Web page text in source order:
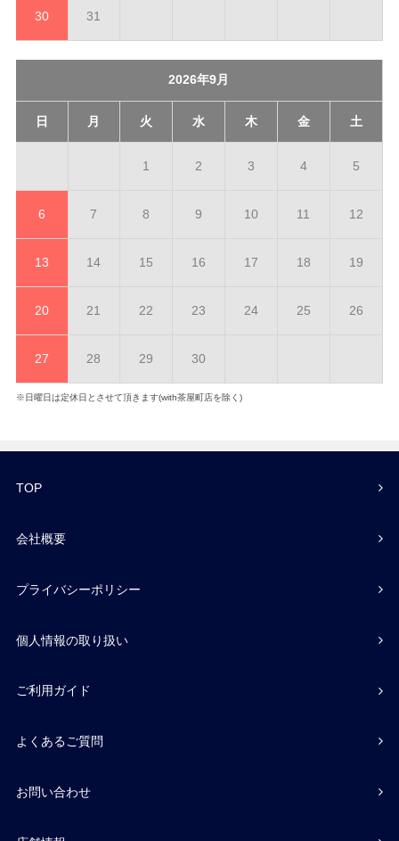
30 31
2026年9月
日 月 火 水 木 金 土
1 2 3 4 5
6 7 8 9 10 11 12
13 14 15 16 17 18 19
20 21 22 23 24 25 26
27 28 29 30
※日曜日は定休日とさせて頂きます(with茶屋町店を除く)
TOP
会社概要
プライバシーポリシー
個人情報の取り扱い
ご利用ガイド
よくあるご質問
お問い合わせ